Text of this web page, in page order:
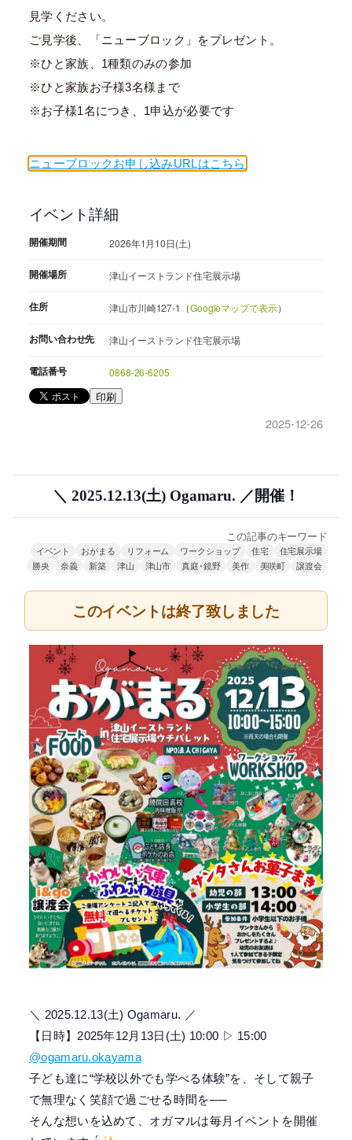
見学ください。
ご見学後、「ニューブロック」をプレゼント。
※ひと家族、1種類のみの参加
※ひと家族お子様3名様まで
※お子様1名につき、1申込が必要です
ニューブロックお申し込みURLはこちら
イベント詳細
開催期間 2026年1月10日(土)
開催場所 津山イーストランド住宅展示場
住所 津山市川崎127-1（Googleマップで表示）
お問い合わせ先 津山イーストランド住宅展示場
電話番号 0868-26-6205
印刷
2025-12-26
＼ 2025.12.13(土) Ogamaru. ／開催！
この記事のキーワード
イベント おがまる リフォーム ワークショップ 住宅
住宅展示場
勝央
奈義 新築 津山 津山市 真庭･鏡野 美作 美咲町 譲渡会
このイベントは終了致しました
＼ 2025.12.13(土) Ogamaru. ／
【日時】2025年12月13日(土) 10:00 ▷ 15:00
@ogamaru.okayama
子ども達に“学校以外でも学べる体験”を、そして親子
で無理なく笑顔で過ごせる時間を──
そんな想いを込めて、オガマルは毎月イベントを開催